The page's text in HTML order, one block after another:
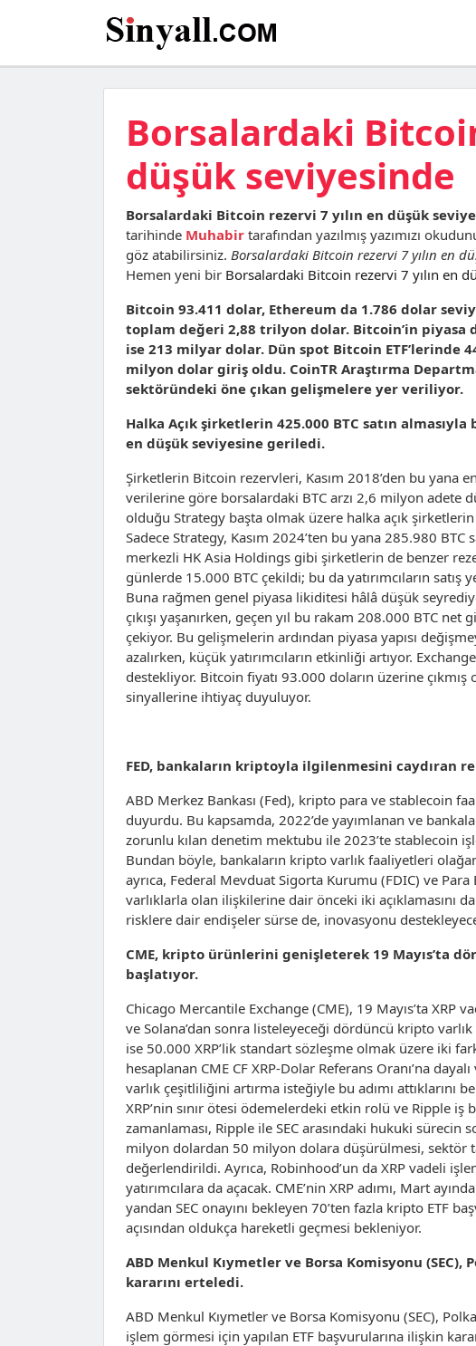
Borsalardaki
düşük seviyesinde
Borsalardaki Bitcoin rezervi 7 yılın en düşük
tarihinde Muhabir tarafından yazılmış yazımızı
göz atabilirsiniz. Borsalardaki Bitcoin rezervi 7 yılın en
Hemen yeni bir Borsalardaki Bitcoin rezervi 7 yılın en
Bitcoin 93.411 dolar, Ethereum da 1.786 dolar
toplam değeri 2,88 trilyon dolar. Bitcoin’in piyasa
ise 213 milyar dolar. Dün spot Bitcoin ETF’lerinde
milyon dolar giriş oldu. CoinTR Araştırma
sektöründeki öne çıkan gelişmelere yer veriliyor.
Halka Açık şirketlerin 425.000 BTC satın
en düşük seviyesine geriledi.
Şirketlerin Bitcoin rezervleri, Kasım 2018’den bu yana
verilerine göre borsalardaki BTC arzı 2,6 milyon adete
olduğu Strategy başta olmak üzere halka açık
Sadece Strategy, Kasım 2024’ten bu yana 285.980
merkezli HK Asia Holdings gibi şirketlerin de benzer
günlerde 15.000 BTC çekildi; bu da yatırımcıların
Buna rağmen genel piyasa likiditesi hâlâ düşük
çıkışı yaşanırken, geçen yıl bu rakam 208.000 BTC
çekiyor. Bu gelişmelerin ardından piyasa yapısı
azalırken, küçük yatırımcıların etkinliği artıyor.
destekliyor. Bitcoin fiyatı 93.000 doların üzerine
sinyallerine ihtiyaç duyuluyor.
FED, bankaların kriptoyla ilgilenmesini caydıran
ABD Merkez Bankası (Fed), kripto para ve stablecoin
duyurdu. Bu kapsamda, 2022’de yayımlanan ve
zorunlu kılan denetim mektubu ile 2023’te stablecoin
Bundan böyle, bankaların kripto varlık faaliyetleri
ayrıca, Federal Mevduat Sigorta Kurumu (FDIC) ve
varlıklarla olan ilişkilerine dair önceki iki açıklamasını
risklere dair endişeler sürse de, inovasyonu
CME, kripto ürünlerini genişleterek 19 Mayıs’ta
başlatıyor.
Chicago Mercantile Exchange (CME), 19 Mayıs’ta XRP
ve Solana’dan sonra listeleyeceği dördüncü kripto
ise 50.000 XRP’lik standart sözleşme olmak üzere iki
hesaplanan CME CF XRP-Dolar Referans Oranı’na
varlık çeşitliliğini artırma isteğiyle bu adımı
XRP’nin sınır ötesi ödemelerdeki etkin rolü ve Ripple iş
zamanlaması, Ripple ile SEC arasındaki hukuki sürecin
milyon dolardan 50 milyon dolara düşürülmesi, sektör
değerlendirildi. Ayrıca, Robinhood’un da XRP vadeli
yatırımcılara da açacak. CME’nin XRP adımı, Mart
yandan SEC onayını bekleyen 70’ten fazla kripto ETF
açısından oldukça hareketli geçmesi bekleniyor.
ABD Menkul Kıymetler ve Borsa Komisyonu
kararını erteledi.
ABD Menkul Kıymetler ve Borsa Komisyonu (SEC),
işlem görmesi için yapılan ETF başvurularına ilişkin